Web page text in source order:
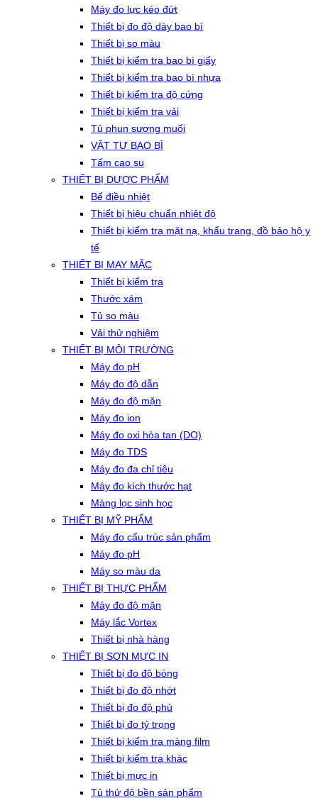
Máy đo lực kéo đứt
Thiết bị đo độ dày bao bì
Thiết bị so màu
Thiết bị kiểm tra bao bì giấy
Thiết bị kiểm tra bao bì nhựa
Thiết bị kiểm tra độ cứng
Thiết bị kiểm tra vải
Tủ phun sương muối
VẬT TƯ BAO BÌ
Tấm cao su
THIẾT BỊ DƯỢC PHẨM
Bể điều nhiệt
Thiết bị hiệu chuẩn nhiệt độ
Thiết bị kiểm tra mặt nạ, khẩu trang, đồ bảo hộ y
tế
THIẾT BỊ MAY MẶC
Thiết bị kiểm tra
Thước xám
Tủ so màu
Vải thử nghiệm
THIẾT BỊ MÔI TRƯỜNG
Máy đo pH
Máy đo độ dẫn
Máy đo độ mặn
Máy đo ion
Máy đo oxi hòa tan (DO)
Máy đo TDS
Máy đo đa chỉ tiêu
Máy đo kích thước hạt
Màng lọc sinh học
THIẾT BỊ MỸ PHẨM
Máy đo cấu trúc sản phẩm
Máy đo pH
Máy so màu da
THIẾT BỊ THỰC PHẨM
Máy đo độ mặn
Máy lắc Vortex
Thiết bị nhà hàng
THIẾT BỊ SƠN MỰC IN
Thiết bị đo độ bóng
Thiết bị đo độ nhớt
Thiết bị đo độ phủ
Thiết bị đo tỷ trọng
Thiết bị kiểm tra màng film
Thiết bị kiểm tra khác
Thiết bị mực in
Tủ thử độ bền sản phẩm